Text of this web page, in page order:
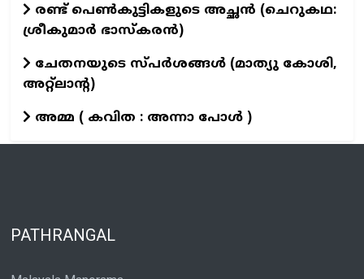
രണ്ട് പെൺകുട്ടികളുടെ അച്ഛൻ (ചെറുകഥ:
ശ്രീകുമാര്‍ ഭാസ്കരന്‍)
ചേതനയുടെ സ്പർശങ്ങൾ (മാത്യു കോശി,
അറ്റ്ലാന്റ)
അമ്മ ( കവിത : അന്നാ പോൾ )
PATHRANGAL